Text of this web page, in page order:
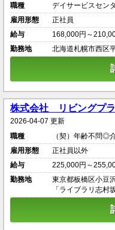
職種
デイサービスセン
雇用形態
正社員
給与
168,000円～
勤務地
北海道札幌市西区
株式会社 リビングプ
2026-04-07 更新
職種
（契）年齢不問◎
雇用形態
正社員以外
給与
225,000円～
勤務地
東京都板橋区小豆
「ライブラリ志村